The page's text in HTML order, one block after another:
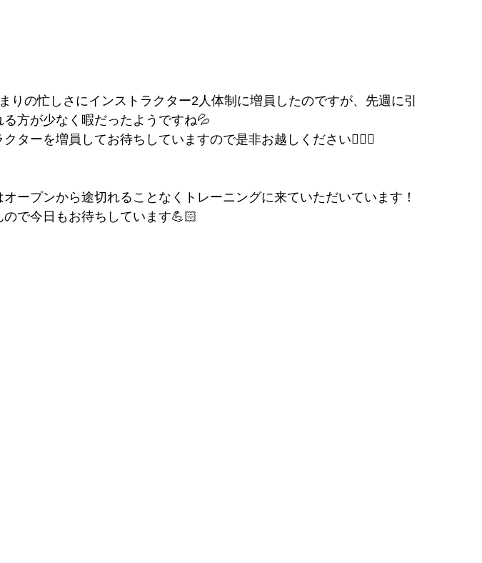
りの忙しさにインストラクター2人体制に増員したのですが、先週に引
方が少なく暇だったようですね💦
ターを増員してお待ちしていますので是非お越しください🙇🏻‍♂️
ープンから途切れることなくトレーニングに来ていただいています！
で今日もお待ちしています💪🏻